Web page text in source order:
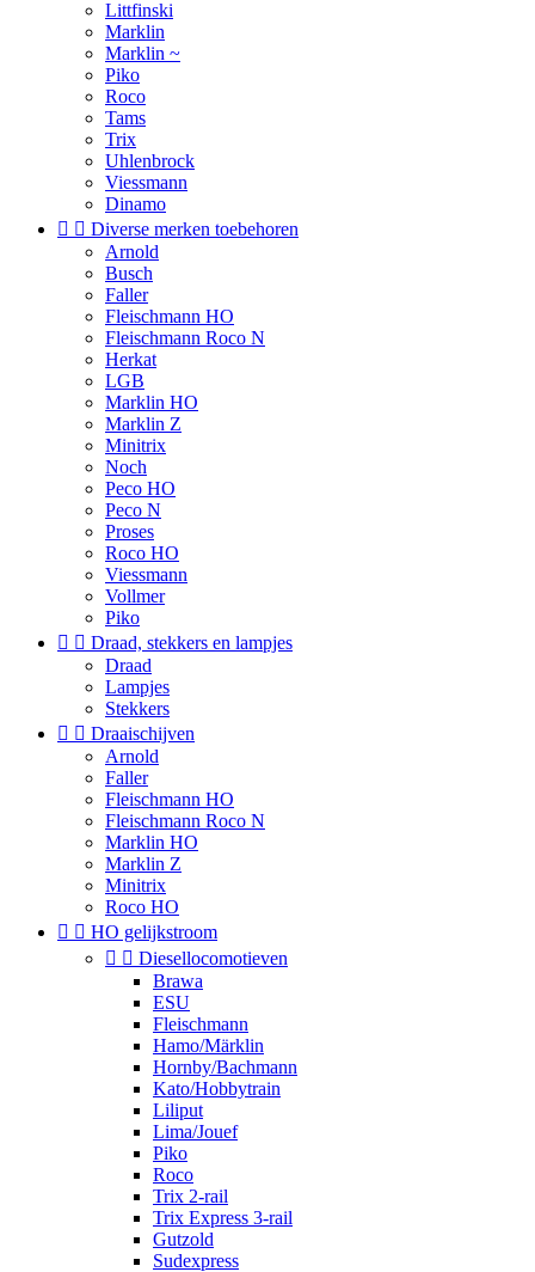
Littfinski
Marklin
Marklin ~
Piko
Roco
Tams
Trix
Uhlenbrock
Viessmann
Dinamo
  Diverse merken toebehoren
Arnold
Busch
Faller
Fleischmann HO
Fleischmann Roco N
Herkat
LGB
Marklin HO
Marklin Z
Minitrix
Noch
Peco HO
Peco N
Proses
Roco HO
Viessmann
Vollmer
Piko
  Draad, stekkers en lampjes
Draad
Lampjes
Stekkers
  Draaischijven
Arnold
Faller
Fleischmann HO
Fleischmann Roco N
Marklin HO
Marklin Z
Minitrix
Roco HO
  HO gelijkstroom
  Diesellocomotieven
Brawa
ESU
Fleischmann
Hamo/Märklin
Hornby/Bachmann
Kato/Hobbytrain
Liliput
Lima/Jouef
Piko
Roco
Trix 2-rail
Trix Express 3-rail
Gutzold
Sudexpress